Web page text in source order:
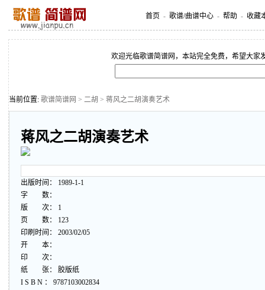
首页 - 歌谱/曲谱中心 - 帮助 - 收藏
欢迎光临歌谱简谱网，本站完全免费，希望大家
当前位置: 歌谱简谱网 > 二胡 > 蒋风之二胡演奏艺术
蒋风之二胡演奏艺术
出版时间： 1989-1-1
字 数：
版 次： 1
页 数： 123
印刷时间： 2003/02/05
开 本：
印 次：
纸 张： 胶版纸
I S B N ： 9787103002834